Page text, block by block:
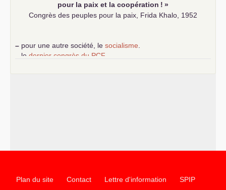
pour la paix et la coopération ! »
Congrès des peuples pour la paix, Frida Khalo, 1952
– pour une autre société, le socialisme
le dernier congrès du PCF
Plan du site Contact Lettre d'information SPIP